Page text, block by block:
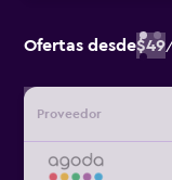
Ofertas desde$49
Proveedor